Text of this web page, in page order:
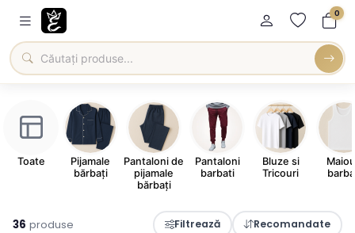
0
Toate
Pijamale
bărbați
Pantaloni de
pijamale
bărbați
Pantaloni
barbati
Bluze si
Tricouri
36 produse Filtrează Recomandate